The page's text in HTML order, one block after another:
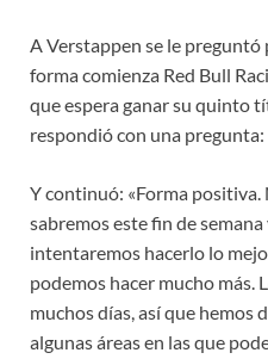
A Verstappen se le
forma comienza Red Bull
que espera ganar su quinto
respondió con una pregunta:
Y continuó: «Forma positiva.
sabremos este fin de
intentaremos hacerlo lo
podemos hacer mucho más.
muchos días, así que hemos
algunas áreas en las que